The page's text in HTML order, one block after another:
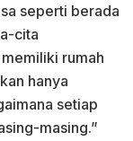
seperti berada
cita
rumah
hanya
setiap
masing.”